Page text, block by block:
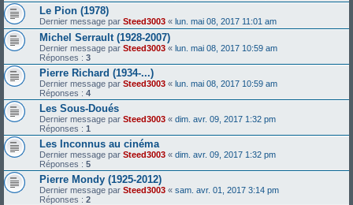
Le Pion (1978)
Dernier message par Steed3003 « lun. mai 08, 2017 11:01 am
Michel Serrault (1928-2007)
Dernier message par Steed3003 « lun. mai 08, 2017 10:59 am
Réponses : 3
Pierre Richard (1934-...)
Dernier message par Steed3003 « lun. mai 08, 2017 10:59 am
Réponses : 4
Les Sous-Doués
Dernier message par Steed3003 « dim. avr. 09, 2017 1:32 pm
Réponses : 1
Les Inconnus au cinéma
Dernier message par Steed3003 « dim. avr. 09, 2017 1:32 pm
Réponses : 5
Pierre Mondy (1925-2012)
Dernier message par Steed3003 « sam. avr. 01, 2017 3:14 pm
Réponses : 2